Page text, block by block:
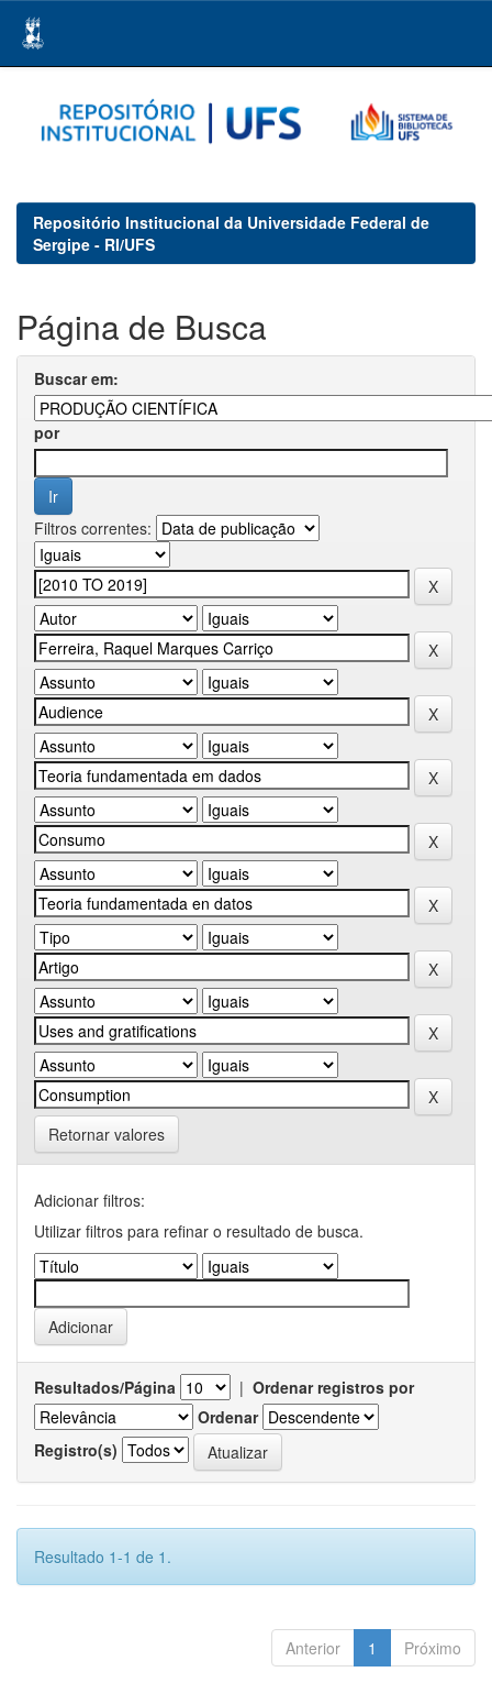
navigation
Repositório Institucional da Universidade Federal de
Sergipe - RI/UFS
Página de Busca
Buscar em:
por
Filtros correntes:
Retornar valores
Adicionar filtros:
Utilizar filtros para refinar o resultado de busca.
Resultados/Página | Ordenar registros por
Ordenar
Registro(s)
Resultado 1-1 de 1.
Anterior 1 Próximo